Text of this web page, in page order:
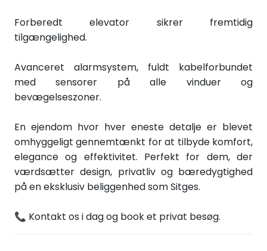
Forberedt elevator sikrer fremtidig
tilgængelighed.
Avanceret alarmsystem, fuldt kabelforbundet
med sensorer på alle vinduer og
bevægelseszoner.
En ejendom hvor hver eneste detalje er blevet
omhyggeligt gennemtænkt for at tilbyde komfort,
elegance og effektivitet. Perfekt for dem, der
værdsætter design, privatliv og bæredygtighed
på en eksklusiv beliggenhed som Sitges.
📞 Kontakt os i dag og book et privat besøg.